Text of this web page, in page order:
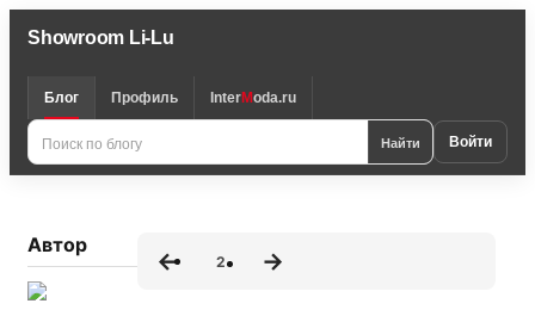
Showroom Li-Lu
Блог Профиль InterModa.ru
Поиск
по
блогу
Найти Войти
Автор
2